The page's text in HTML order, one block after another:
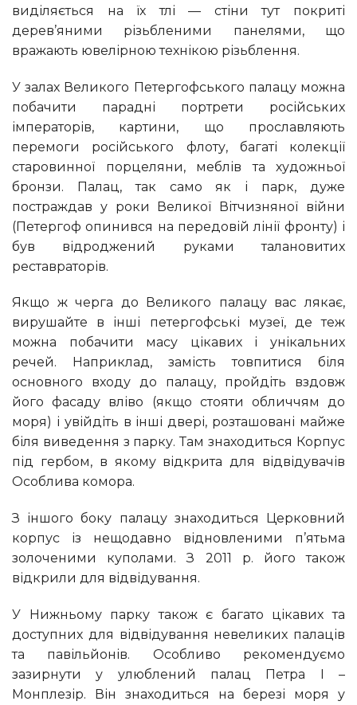
виділяється на їх тлі — стіни тут покриті
дерев’яними різьбленими панелями, що
вражають ювелірною технікою різьблення.
У залах Великого Петергофського палацу можна
побачити парадні портрети російських
імператорів, картини, що прославляють
перемоги російського флоту, багаті колекції
старовинної порцеляни, меблів та художньої
бронзи. Палац, так само як і парк, дуже
постраждав у роки Великої Вітчизняної війни
(Петергоф опинився на передовій лінії фронту) і
був відроджений руками талановитих
реставраторів.
Якщо ж черга до Великого палацу вас лякає,
вирушайте в інші петергофські музеї, де теж
можна побачити масу цікавих і унікальних
речей. Наприклад, замість товпитися біля
основного входу до палацу, пройдіть вздовж
його фасаду вліво (якщо стояти обличчям до
моря) і увійдіть в інші двері, розташовані майже
біля виведення з парку. Там знаходиться Корпус
під гербом, в якому відкрита для відвідувачів
Особлива комора.
З іншого боку палацу знаходиться Церковний
корпус із нещодавно відновленими п’ятьма
золоченими куполами. З 2011 р. його також
відкрили для відвідування.
У Нижньому парку також є багато цікавих та
доступних для відвідування невеликих палаців
та павільйонів. Особливо рекомендуємо
зазирнути у улюблений палац Петра I –
Монплезір. Він знаходиться на березі моря у